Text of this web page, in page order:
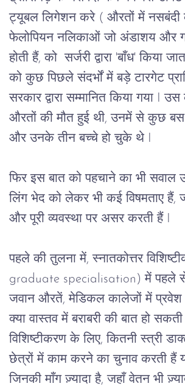
ट्यूबल लिगेशन करे ( औरतों में नसबंदी
फेलोपियन नलिकाओं जो अंडाशय और
होती हैं, को सर्जरी द्वारा 'बाँध' किया
को कुछ पिछले संदर्भों में बड़े टारगेट
सरकार द्वारा सम्मानित किया गया I
औरतों की मौत हुई थी, उनमें से कुछ
और उनके तीन बच्चे हो चुके थे I
फिर इस बात को पहचाने का भी सवाल
लिंग भेद को लेकर भी कई विषमताए हैं,
और पूरी व्यवस्था पर असर करती हैं I
पहले की तुलना में, स्नातकोत्तर
graduate specialisation) में पहले से
जवान औरतें, मेडिकल कालेजों में प्रवेश
क्या वास्तव में बराबरी की बात हो
विशिष्टीकरण के लिए, कितनी स्त्री
छेत्रों में काम करने का चुनाव करती हैं
जिनकी माँग ज़्यादा है, जहाँ वेतन भी